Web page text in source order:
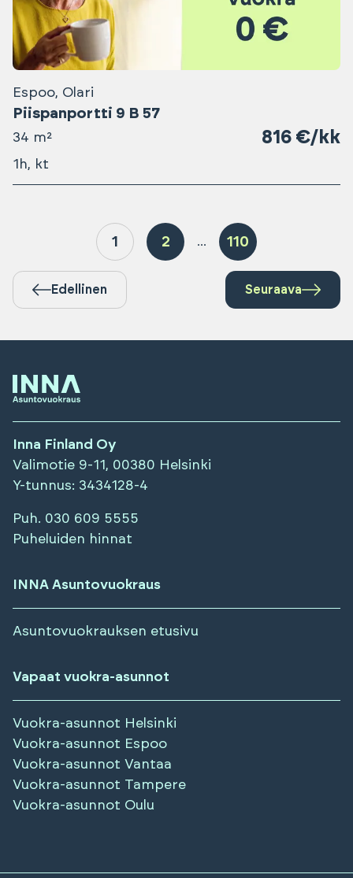
Espoo, Olari
Piispanportti 9 B 57
34 m² 816 €/kk
1h, kt
Edellinen
1 2 ... 110
Seuraava
Inna Finland Oy
Valimotie 9-11, 00380 Helsinki
Y-tunnus: 3434128-4
Puh. 030 609 5555
Puheluiden hinnat
INNA Asuntovuokraus
Asuntovuokrauksen etusivu
Vapaat vuokra-asunnot
Vuokra-asunnot Helsinki
Vuokra-asunnot Espoo
Vuokra-asunnot Vantaa
Vuokra-asunnot Tampere
Vuokra-asunnot Oulu